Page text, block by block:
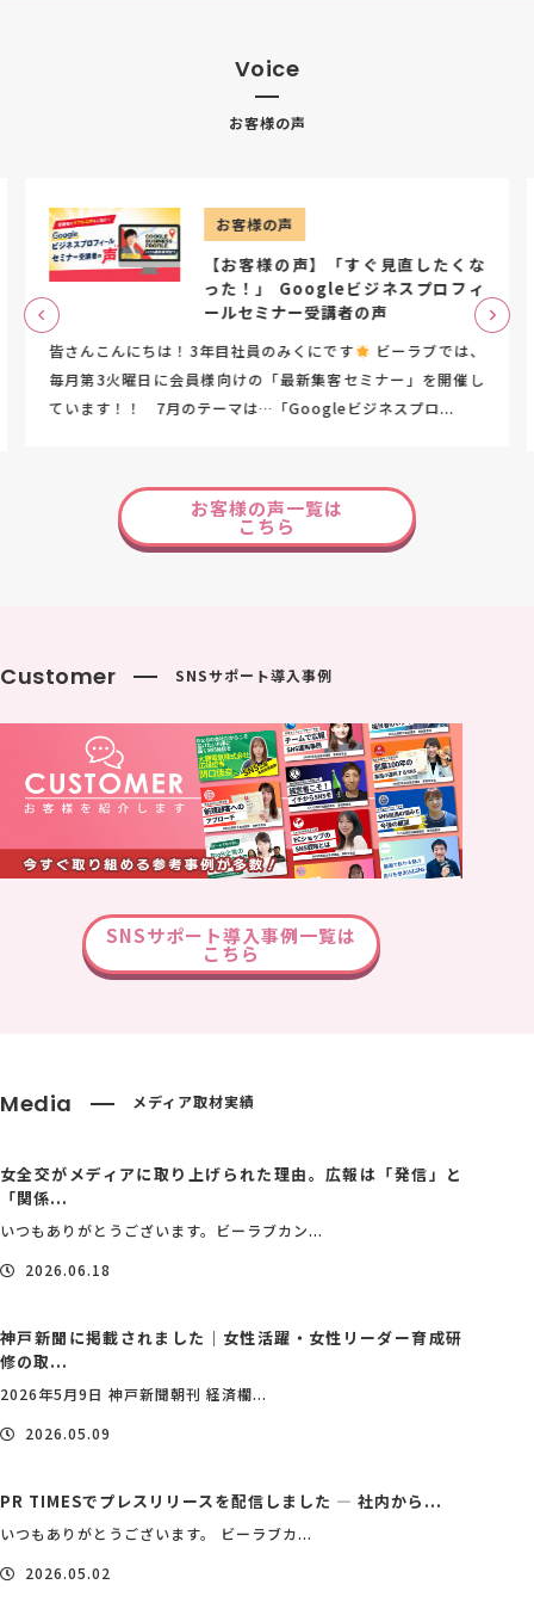
Voice
お客様の声
お客様の声
【お客様の声】「すぐ見直したくな
った！」 Googleビジネスプロフィ
ールセミナー受講者の声
皆さんこんにちは！3年目社員のみくにです
ビーラブでは、
毎月第3火曜日に会員様向けの「最新集客セミナー」を開催し
ています！！ 7月のテーマは…「Googleビジネスプロ...
お客様の声一覧は
こちら
Customer SNSサポート導入事例
SNSサポート導入事例一覧は
こちら
Media メディア取材実績
女全交がメディアに取り上げられた理由。広報は「発信」と
「関係...
いつもありがとうございます。ビーラブカン...
2026.06.18
神戸新聞に掲載されました｜女性活躍・女性リーダー育成研
修の取...
2026年5月9日 神戸新聞朝刊 経済欄...
2026.05.09
PR TIMESでプレスリリースを配信しました ― 社内から...
いつもありがとうございます。 ビーラブカ...
2026.05.02